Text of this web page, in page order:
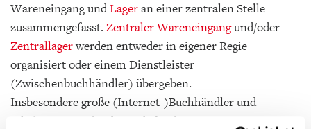
Wareneingang undLageran einer zentralen Stelle
zusammengefasst. Zentraler Wareneingangund/oder
Zentrallagerwerden entweder in eigener Regie
organisiert oder einem Dienstleister
(Zwischenbuchhändler) übergeben.
Insbesondere große (Internet-)Buchhändler und
Filialisten entscheiden sich für den